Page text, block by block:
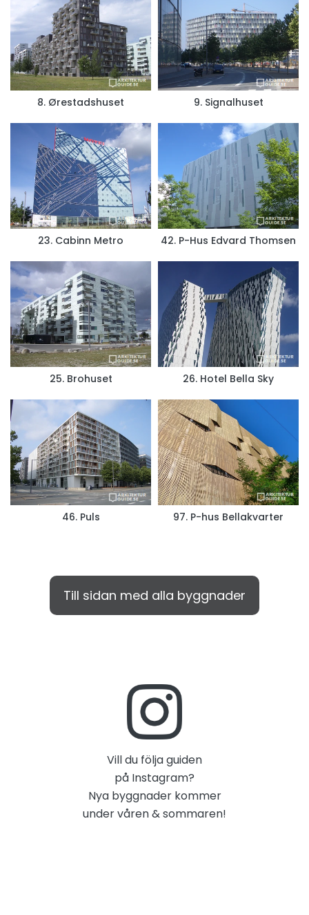
8. Ørestadshuset 9. Signalhuset
23. Cabinn Metro 42. P-Hus Edvard Thomsen
25. Brohuset 26. Hotel Bella Sky
46. Puls 97. P-hus Bellakvarter
Till sidan med alla byggnader
Vill du följa guiden
på Instagram?
Nya byggnader kommer
under våren & sommaren!